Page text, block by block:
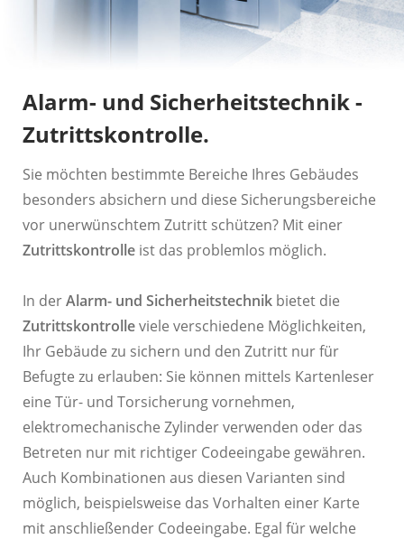
Alarm- und Sicherheitstechnik -
Zutrittskontrolle.
Sie möchten bestimmte Bereiche Ihres Gebäudes
besonders absichern und diese Sicherungsbereiche
vor unerwünschtem Zutritt schützen? Mit einer
Zutrittskontrolle ist das problemlos möglich.
In derAlarm- und Sicherheitstechnik bietet die
Zutrittskontrolleviele verschiedene Möglichkeiten,
Ihr Gebäude zu sichern und den Zutritt nur für
Befugte zu erlauben: Sie können mittels Kartenleser
eine Tür- und Torsicherung vornehmen,
elektromechanische Zylinder verwenden oder das
Betreten nur mit richtiger Codeeingabe gewähren.
Auch Kombinationen aus diesen Varianten sind
möglich, beispielsweise das Vorhalten einer Karte
mit anschließender Codeeingabe. Egal für welche